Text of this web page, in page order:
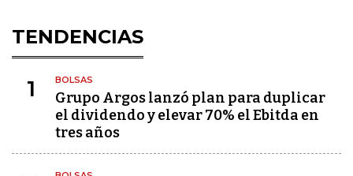
TENDENCIAS
1 BOLSAS
Grupo Argos lanzó plan para duplicar
el dividendo y elevar 70% el Ebitda en
tres años